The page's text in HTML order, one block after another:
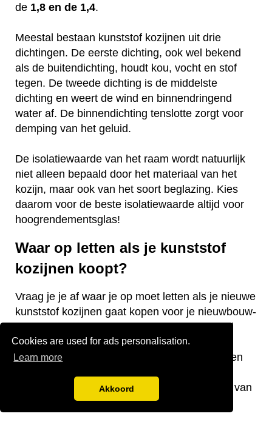
Cookies are used for ads personalisation.
Learn more
Akkoord
de 1,8 en de 1,4.
Meestal bestaan kunststof kozijnen uit drie
dichtingen. De eerste dichting, ook wel bekend
als de buitendichting, houdt kou, vocht en stof
tegen. De tweede dichting is de middelste
dichting en weert de wind en binnendringend
water af. De binnendichting tenslotte zorgt voor
demping van het geluid.
De isolatiewaarde van het raam wordt natuurlijk
niet alleen bepaald door het materiaal van het
kozijn, maar ook van het soort beglazing. Kies
daarom voor de beste isolatiewaarde altijd voor
hoogrendementsglas!
Waar op letten als je kunststof
kozijnen koopt?
Vraag je je af waar je op moet letten als je nieuwe
kunststof kozijnen gaat kopen voor je nieuwbouw-
of bestaande woning? Wij hebben een aantal
nuttige tips voor je! De keurmerken van de
kozijnen, welke isolatiewaarde je nodig hebt en
belangrijke aandachtspunten bij de aanschaf van
kunststof kozijnen.